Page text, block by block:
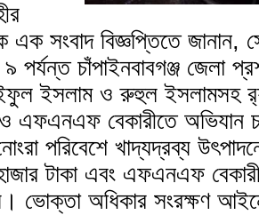
এক সংবাদ বিজ্ঞপ্তিতে জানান,
পর্যন্ত চাঁপাইনবাবগঞ্জ জেলা
ইসলাম ও রুহুল ইসলামসহ
ও এফএনএফ বেকারীতে অভিযান
পরিবেশে খাদ্যদ্রব্য
টাকা এবং এফএনএফ
ভোক্তা অধিকার সংরক্ষণ